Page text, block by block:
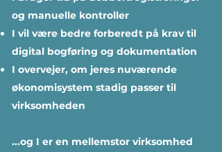
og manuelle kontroller
I vil være bedre forberedt på krav til
digital bogføring og dokumentation
I overvejer, om jeres nuværende
økonomisystem stadig passer til
virksomheden
...og I er en mellemstor virksomhed